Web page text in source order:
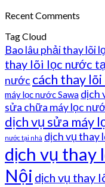
Recent Comments
Tag Cloud
Bao lâu phải thay lõi
thay lõi lọc nước
nước cách thay
máy lọc nước Sawa dịch
sửa chữa máy lọc
dịch vụ sửa máy
nước tại nhà dịch vụ thay
dịch vụ thay
Nội dịch vụ thay